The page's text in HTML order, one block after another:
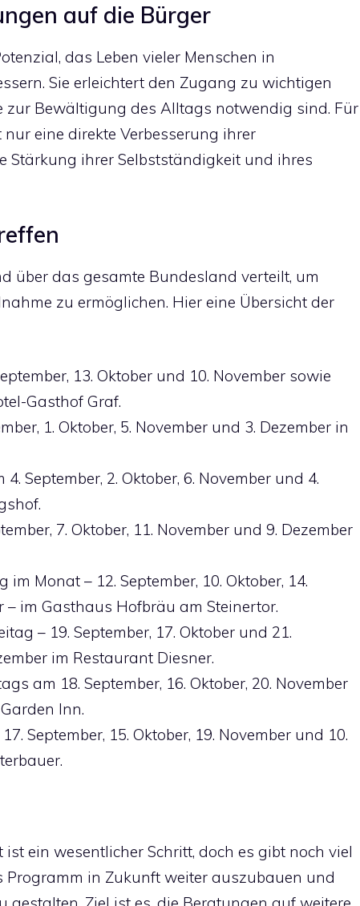
auf die Bürger
das Leben vieler Menschen in
Sie erleichtert den Zugang zu wichtigen
zur Bewältigung des Alltags notwendig sind. Für
eine direkte Verbesserung ihrer
Stärkung ihrer Selbstständigkeit und ihres
über das gesamte Bundesland verteilt, um
zu ermöglichen. Hier eine Übersicht der
13. Oktober und 10. November sowie
Gasthof Graf.
1. Oktober, 5. November und 3. Dezember in
September, 2. Oktober, 6. November und 4.
7. Oktober, 11. November und 9. Dezember
im Monat – 12. September, 10. Oktober, 14.
– im Gasthaus Hofbräu am Steinertor.
– 19. September, 17. Oktober und 21.
im Restaurant Diesner.
am 18. September, 16. Oktober, 20. November
Inn.
September, 15. Oktober, 19. November und 10.
ein wesentlicher Schritt, doch es gibt noch viel
in Zukunft weiter auszubauen und